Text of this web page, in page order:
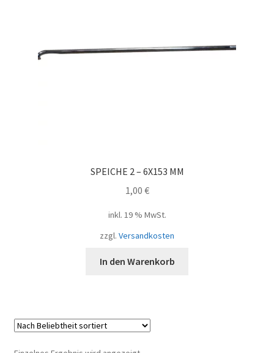
SPEICHE 2 – 6X153 MM
1,00 €
inkl. 19 % MwSt.
zzgl. Versandkosten
In den Warenkorb